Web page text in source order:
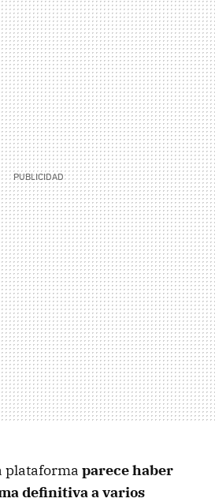
plataforma parece haber
definitiva a varios